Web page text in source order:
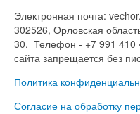
Электронная почта:
302526, Орловская
30. Телефон - +7 991 410
сайта запрещается без
Политика
Согласие на обработку